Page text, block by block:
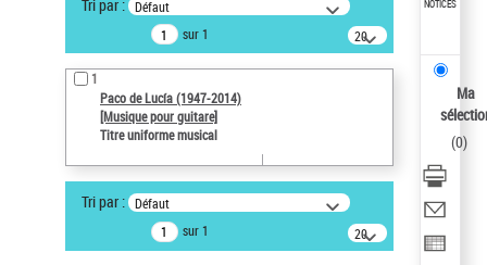
Recherche avancée dans les
notices d’autorité
Œuvres liées à l'auteur :
Paco de Lucía (1947-2014)
Statut de la notice d’autorité
Notice élémentaire
Auteur d’œuvre
Tri par : Défaut
sur 1
20
résultats/page
1
Paco de Lucía (1947-2014)
[Musique pour guitare]
Titre uniforme musical
Tri par : Défaut
sur 1
20
résultats/page
NOTICES
Ma
(0)